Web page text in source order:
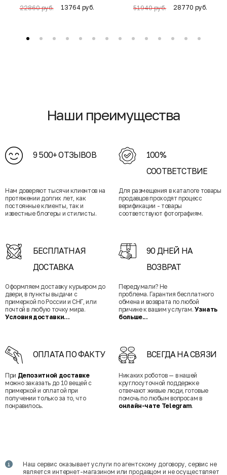
22860 руб. 13764 руб. 51940 руб. 28770 руб.
Наши преимущества
9 500+ ОТЗЫВОВ
Нам доверяют тысячи клиентов на
протяжении долгих лет, как
постоянные клиенты, так и
известные блогеры и стилисты.
100%
СООТВЕТСТВИЕ
Для размещения в каталоге товары
продавцов проходят процесс
верификации - товары
соответствуют фотографиям.
БЕСПЛАТНАЯ
ДОСТАВКА
Оформляем доставку курьером до
двери, в пункты выдачи с
примеркой по России и СНГ, или
почтой в любую точку мира.
Условия доставки...
90 ДНЕЙ НА
ВОЗВРАТ
Передумали? Не
проблема. Гарантия бесплатного
обмена и возврата по любой
причине к вашим услугам. Узнать
больше...
ОПЛАТА ПО ФАКТУ
При Депозитной доставке
можно заказать до 10 вещей с
примеркой и оплатой при
получении только за то, что
понравилось.
ВСЕГДА НА СВЯЗИ
Никаких роботов — в нашей
круглосуточной поддержке
отвечают живые люди, готовые
помочь по любым вопросам в
онлайн-чате Telegram.
Наш сервис оказывает услуги по агентскому договору, сервис не
является интернет-магазином или продавцом и не осуществляет